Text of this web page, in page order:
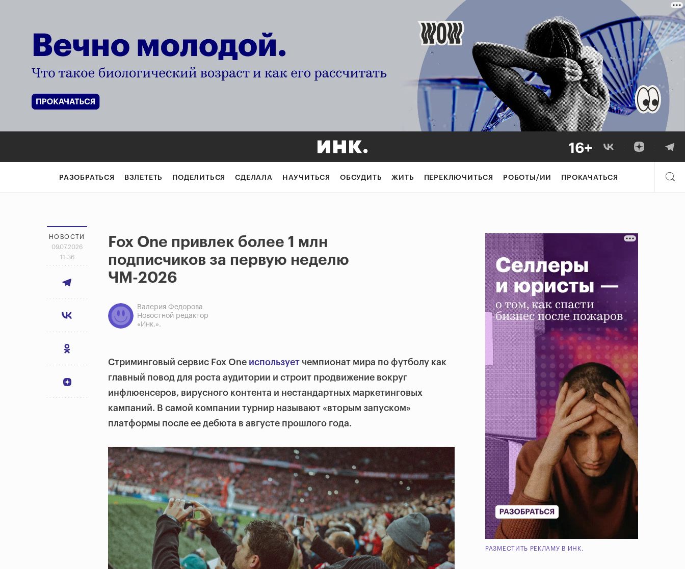
РАЗОБРАТЬСЯ ВЗЛЕТЕТЬ ПОДЕЛИТЬСЯ СДЕЛАЛА НАУЧИТЬСЯ ОБСУДИТЬ ЖИТЬ ПЕРЕКЛЮЧИТЬСЯ РОБОТЫ/ИИ ПРОКАЧАТЬСЯ
НОВОСТИ
09.07.2026
11:36
Fox One привлек более 1 млн
подписчиков за первую неделю
ЧМ-2026
Валерия Федорова
Новостной редактор
«Инк.».
Стриминговый сервис Fox One использует чемпионат мира по футболу как
главный повод для роста аудитории и строит продвижение вокруг
инфлюенсеров, вирусного контента и нестандартных маркетинговых
кампаний. В самой компании турнир называют «вторым запуском»
платформы после ее дебюта в августе прошлого года.
РАЗМЕСТИТЬ РЕКЛАМУ В ИНК.